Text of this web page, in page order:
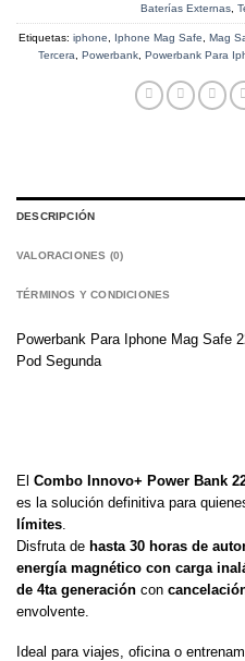
Baterías Externas,
Etiquetas: iphone Iphone Mag Safe
Mag
Tercera
Powerbank Powerbank Para
DESCRIPCIÓN
VALORACIONES (0)
TÉRMINOS Y CONDICIONES
Powerbank Para Iphone Mag Safe
Pod Segunda
El Combo Innovo+ Power Bank
es la solución definitiva para
límites.
Disfruta de hasta 30 horas de
energía magnético con carga
de 4ta generación con
envolvente.
Ideal para viajes, oficina o